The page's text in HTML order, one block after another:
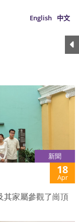
English 中文
新聞
18
Apr
其家屬參觀了崗頂